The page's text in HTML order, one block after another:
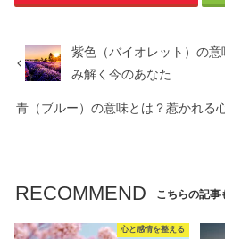
紫色（バイオレット）の
み解く今のあなた
青（ブルー）の意味とは？惹かれる
RECOMMEND こちらの記事
心と感情を整える